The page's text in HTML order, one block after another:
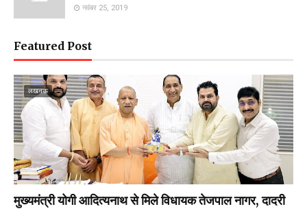
नवंबर 25, 2019
Featured Post
लखनऊ
मुख्यमंत्री योगी आदित्यनाथ से मिले विधायक तेजपाल नागर, दादरी